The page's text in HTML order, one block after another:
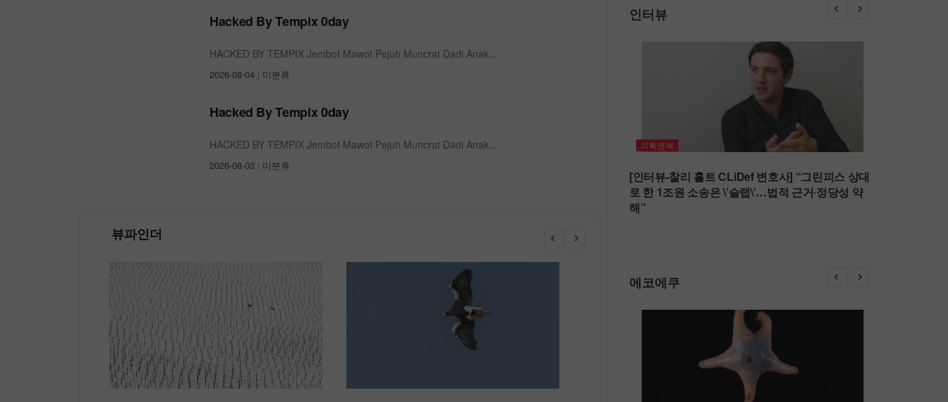
Hacked By Tempix 0day
2026-08-04 미분류
HACKED BY TEMPIX Jembot Mawot Pejuh Muncrat Dadi Anak...
Hacked By Tempix 0day
2026-08-03 미분류
HACKED BY TEMPIX Jembot Mawot Pejuh Muncrat Dadi Anak...
뷰파인더
인터뷰
기획연재
[인터뷰-찰리 홀트 CLiDef 변호사] “그린피스 상대
로 한 1조원 소송은 \’슬랩\’…법적 근거‧정당성 약
해”
에코에쿠